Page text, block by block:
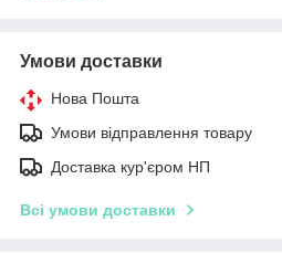
Умови доставки
Нова Пошта
Умови відправлення товару
Доставка кур'єром НП
Всі умови доставки